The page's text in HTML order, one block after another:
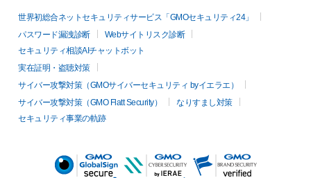
世界初総合ネットセキュリティサービス「GMOセキュリティ24」
パスワード漏洩診断
Webサイトリスク診断
セキュリティ相談AIチャットボット
実在証明・盗聴対策
サイバー攻撃対策（GMOサイバーセキュリティ byイエラエ）
サイバー攻撃対策（GMO Flatt Security）
なりすまし対策
セキュリティ事業の軌跡